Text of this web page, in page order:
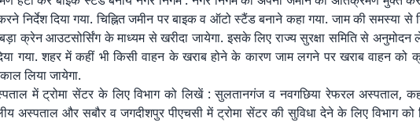
करने निर्देश दिया गया. चिह्नित जमीन पर बाइक व ऑटो स्टैंड बनाने कहा गया. जाम की समस्या से
क्रेन आउटसोर्सिंग के माध्यम से खरीदा जायेगा. इसके लिए राज्य सुरक्षा समिति से अनुमोदन
गया. शहर में कहीं भी किसी वाहन के खराब होने के कारण जाम लगने पर खराब वाहन को
लिया जायेगा.
में ट्रोमा सेंटर के लिए विभाग को लिखें : सुलतानगंज व नवगछिया रेफरल अस्पताल,
अस्पताल और सबौर व जगदीशपुर पीएचसी में ट्रोमा सेंटर की सुविधा देने के लिए विभाग